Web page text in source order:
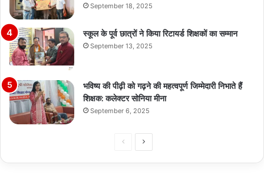
September 18, 2025
स्कूल के पूर्व छात्रों ने किया रिटायर्ड शिक्षकों का सम्मान
September 13, 2025
भविष्य की पीढ़ी को गढ़ने की महत्वपूर्ण जिम्मेदारी निभाते हैं
शिक्षक: कलेक्टर सोनिया मीना
September 6, 2025
PreviousNext